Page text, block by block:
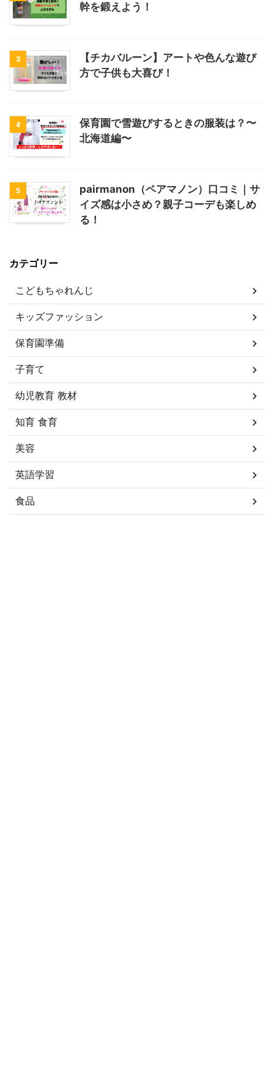
幹を鍛えよう！
3
【チカバルーン】アートや色んな遊び
方で子供も大喜び！
4
保育園で雪遊びするときの服装は？〜
北海道編〜
5
pairmanon（ペアマノン）口コミ｜サ
イズ感は小さめ？親子コーデも楽しめ
る！
カテゴリー
こどもちゃれんじ
キッズファッション
保育園準備
子育て
幼児教育 教材
知育 食育
美容
英語学習
食品